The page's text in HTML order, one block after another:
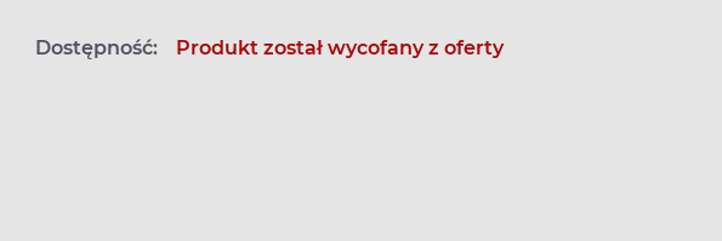
Dostępność: Produkt został wycofany z oferty